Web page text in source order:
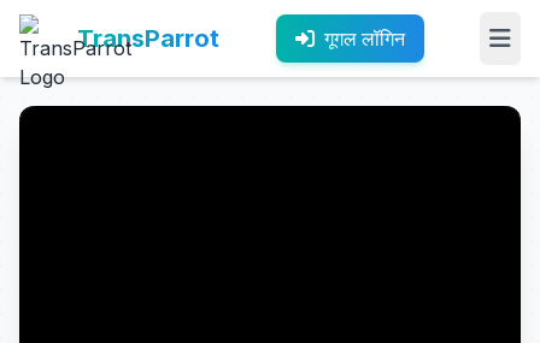
TransParrot गूगल लॉगिन